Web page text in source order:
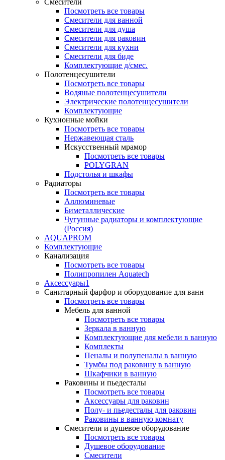
Смесители
Посмотреть все товары
Смесители для ванной
Смесители для душа
Смесители для раковин
Смесители для кухни
Смесители для биде
Комплектующие д/смес.
Полотенцесушители
Посмотреть все товары
Водяные полотенцесушители
Электрические полотенцесушители
Комплектующие
Кухнонные мойки
Посмотреть все товары
Нержавеющая сталь
Искусственный мрамор
Посмотреть все товары
POLYGRAN
Подстолья и шкафы
Радиаторы
Посмотреть все товары
Аллюминевые
Биметаллические
Чугунные радиаторы и комплектующие
(Россия)
AQUAPROM
Комплектующие
Канализация
Посмотреть все товары
Полипропилен Aquatech
Аксессуары1
Санитарный фарфор и оборудование для ванн
Посмотреть все товары
Мебель для ванной
Посмотреть все товары
Зеркала в ванную
Комплектующие для мебели в ванную
Комплекты
Пеналы и полупеналы в ванную
Тумбы под раковину в ванную
Шкафчики в ванную
Раковины и пьедесталы
Посмотреть все товары
Аксессуары для раковин
Полу- и пьедесталы для раковин
Раковины в ванную комнату
Смесители и душевое оборудование
Посмотреть все товары
Душевое оборудование
Смесители